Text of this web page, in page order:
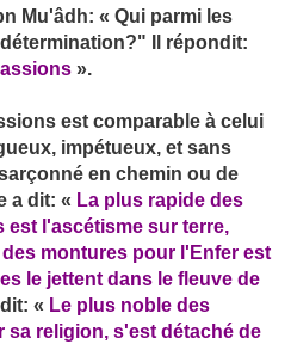
Mu'âdh: « Qui parmi les
Il répondit:
».
est comparable à celui
impétueux, et sans
en chemin ou de
a dit: « La plus rapide des
est l'ascétisme sur terre,
montures pour l'Enfer est
le jettent dans le fleuve de
« Le plus noble des
sa religion, s'est détaché de